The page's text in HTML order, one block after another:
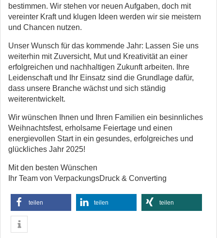
bestimmen. Wir stehen vor neuen Aufgaben, doch mit
vereinter Kraft und klugen Ideen werden wir sie meistern
und Chancen nutzen.
Unser Wunsch für das kommende Jahr: Lassen Sie uns
weiterhin mit Zuversicht, Mut und Kreativität an einer
erfolgreichen und nachhaltigen Zukunft arbeiten. Ihre
Leidenschaft und Ihr Einsatz sind die Grundlage dafür,
dass unsere Branche wächst und sich ständig
weiterentwickelt.
Wir wünschen Ihnen und Ihren Familien ein besinnliches
Weihnachtsfest, erholsame Feiertage und einen
energievollen Start in ein gesundes, erfolgreiches und
glückliches Jahr 2025!
Mit den besten Wünschen
Ihr Team von VerpackungsDruck & Converting
teilen teilen teilen